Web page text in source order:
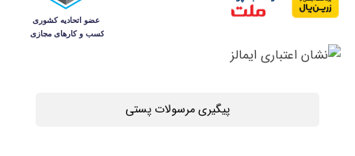
پیگیری مرسولات پستی